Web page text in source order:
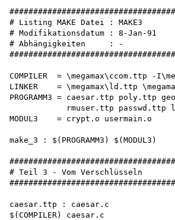
# Listing MAKE Datei : MAKE3
# Modifikationsdatum : 8-Jan-
# Abhängigkeiten     : -
COMPILER  = \megamax\ccom.ttp -
LINKER    = \megamax\ld.ttp
PROGRAMM3 = caesar.ttp poly.ttp
rmuser.ttp passwd.ttp
MODUL3    = crypt.o usermain.o
make_3 : $(PROGRAMM3) $(MODUL3)
# Teil 3 - Vom Verschlüsseln
caesar.ttp : caesar.c
$(COMPILER) caesar.c